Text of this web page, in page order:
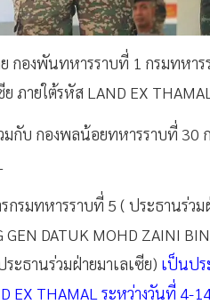
กองพันทหารราบที่ 1 กรมทหา
ภายใต้รหัส LAND EX
กับ กองพลน้อยทหารราบที่ 30
กรมทหารราบที่ 5 ( ประธานร่ว
GEN DATUK MOHD ZAINI
ะธานร่วมฝ่ายมาเลเซีย) เป็นปร
EX THAMAL ระหว่างวันที่ 4-